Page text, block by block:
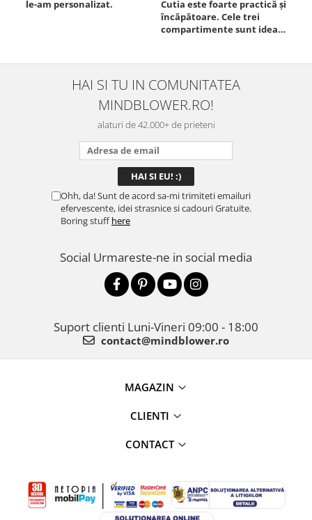
le-am personalizat.
Cutia este foarte practică și
încăpătoare. Cele trei
compartimente sunt ideale
este sigură, fără scurgeri. O
folosesc aproape zilnic la
serviciu și sunt foarte
mulțumită.
HAI SI TU IN COMUNITATEA
MINDBLOWER.RO!
alaturi de 42.000+ de prieteni
Ohh, da! Sunt de acord sa-mi trimiteti emailuri
efervescente, idei strasnice si cadouri Gratuite.
Boring stuffhere
Social Urmareste-ne in social media
Suport clienti Luni-Vineri 09:00 - 18:00
contact@mindblower.ro
MAGAZIN
CLIENTI
CONTACT